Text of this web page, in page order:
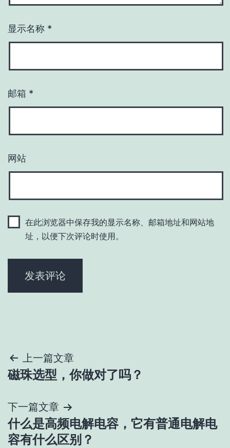
显示名称 *
邮箱 *
网站
在此浏览器中保存我的显示名称、邮箱地址和网站地
址，以便下次评论时使用。
文
章
导
航
上一篇文章
磁珠选型，你做对了吗？
下一篇文章
什么是高频电解电容，它有普通电解电
容有什么区别？